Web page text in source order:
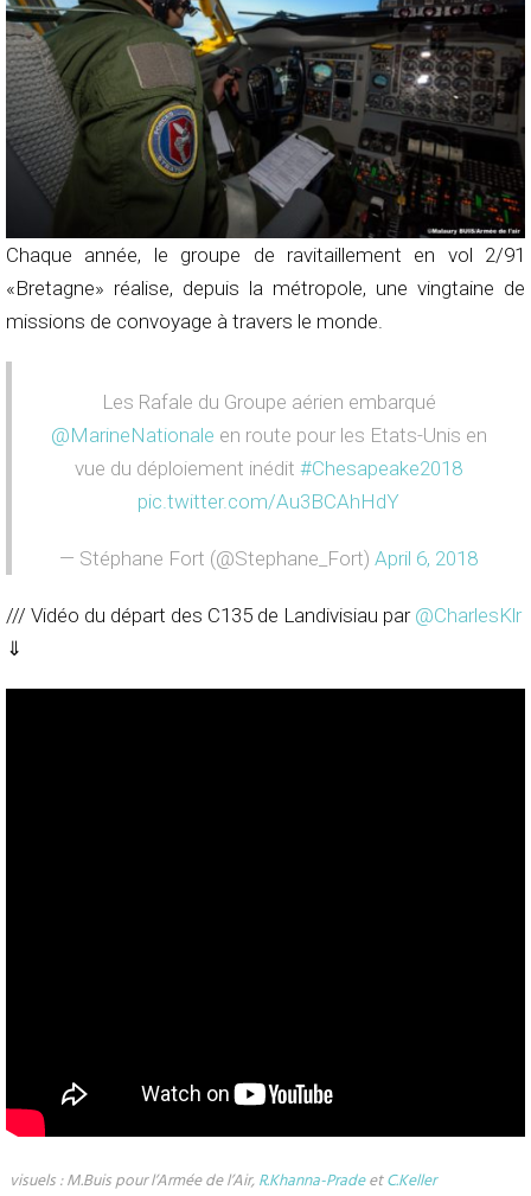
Chaque année, le groupe de ravitaillement en vol 2/91
«Bretagne» réalise, depuis la métropole, une vingtaine de
missions de convoyage à travers le monde.
Les Rafale du Groupe aérien embarqué
@MarineNationale en route pour les Etats-Unis en
vue du déploiement inédit #Chesapeake2018
pic.twitter.com/Au3BCAhHdY
— Stéphane Fort (@Stephane_Fort) April 6, 2018
/// Vidéo du départ des C135 de Landivisiau par @CharlesKlr
⇓
visuels : M.Buis pour l’Armée de l’Air,R.Khanna-PradeetC.Keller